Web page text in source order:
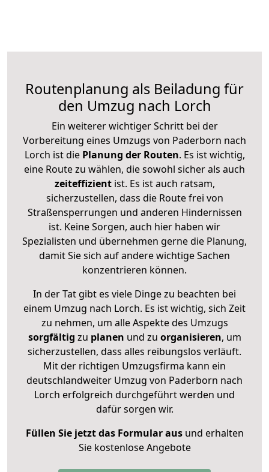
Routenplanung als Beiladung für
den Umzug nach Lorch
Ein weiterer wichtiger Schritt bei der
Vorbereitung eines Umzugs von Paderborn nach
Lorch ist diePlanung der Routen. Es ist wichtig,
eine Route zu wählen, die sowohl sicher als auch
zeiteffizientist. Es ist auch ratsam,
sicherzustellen, dass die Route frei von
Straßensperrungen und anderen Hindernissen
ist. Keine Sorgen, auch hier haben wir
Spezialisten und übernehmen gerne die Planung,
damit Sie sich auf andere wichtige Sachen
konzentrieren können.
In der Tat gibt es viele Dinge zu beachten bei
einem Umzug nach Lorch. Es ist wichtig, sich Zeit
zu nehmen, um alle Aspekte des Umzugs
sorgfältig zu planen und zu organisieren, um
sicherzustellen, dass alles reibungslos verläuft.
Mit der richtigen Umzugsfirma kann ein
deutschlandweiter Umzug von Paderborn nach
Lorch erfolgreich durchgeführt werden und
dafür sorgen wir.
Füllen Sie jetzt das Formular ausund erhalten
Sie kostenlose Angebote